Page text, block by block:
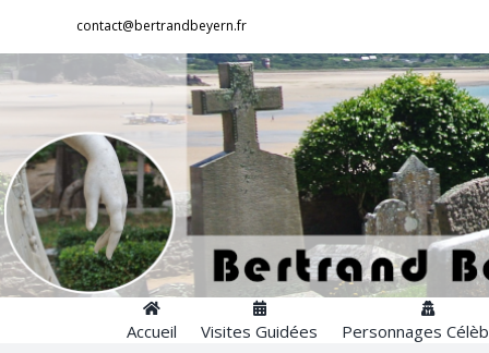
contenu
contact@bertrandbeyern.fr
Accueil Visites Guidées Personnages